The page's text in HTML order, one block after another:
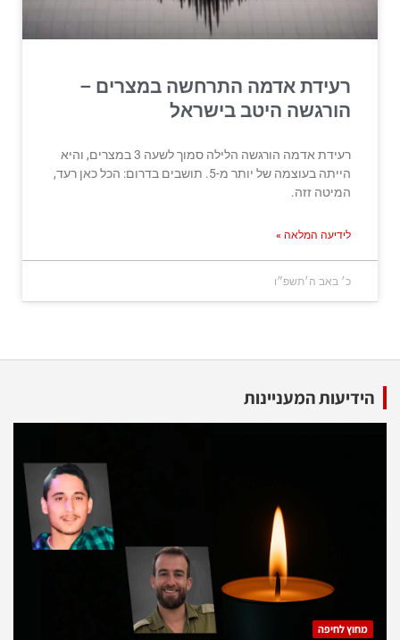
רעידת אדמה התרחשה במצרים –
הורגשה היטב בישראל
רעידת אדמה הורגשה הלילה סמוך לשעה 3 במצרים, והיא
הייתה בעוצמה של יותר מ-5. תושבים בדרום: הכל כאן רעד,
המיטה זזה.
לידיעה המלאה »
כ׳ באב ה׳תשפ״ו
הידיעות המעניינות
מחוץ לחיפה